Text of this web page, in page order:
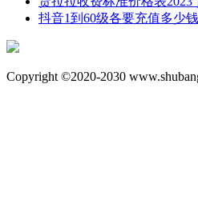
抖音1到60级各要充值多少
Copyright ©2020-2030